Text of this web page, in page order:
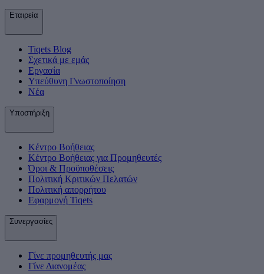
Εταιρεία
Tiqets Βlog
Σχετικά με εμάς
Εργασία
Υπεύθυνη Γνωστοποίηση
Νέα
Υποστήριξη
Κέντρο Βοήθειας
Κέντρο Βοήθειας για Προμηθευτές
Όροι & Προϋποθέσεις
Πολιτική Κριτικών Πελατών
Πολιτική απορρήτου
Εφαρμογή Tiqets
Συνεργασίες
Γίνε προμηθευτής μας
Γίνε Διανομέας